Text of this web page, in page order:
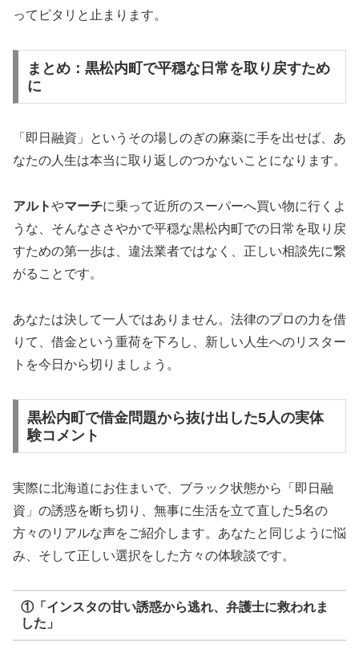
ってピタリと止まります。
まとめ：黒松内町で平穏な日常を取り戻すため
に
「即日融資」というその場しのぎの麻薬に手を出せば、あ
なたの人生は本当に取り返しのつかないことになります。
アルトやマーチに乗って近所のスーパーへ買い物に行くよ
うな、そんなささやかで平穏な黒松内町での日常を取り戻
すための第一歩は、違法業者ではなく、正しい相談先に繋
がることです。
あなたは決して一人ではありません。法律のプロの力を借
りて、借金という重荷を下ろし、新しい人生へのリスター
トを今日から切りましょう。
黒松内町で借金問題から抜け出した5人の実体
験コメント
実際に北海道にお住まいで、ブラック状態から「即日融
資」の誘惑を断ち切り、無事に生活を立て直した5名の
方々のリアルな声をご紹介します。あなたと同じように悩
み、そして正しい選択をした方々の体験談です。
①「インスタの甘い誘惑から逃れ、弁護士に救われま
した」